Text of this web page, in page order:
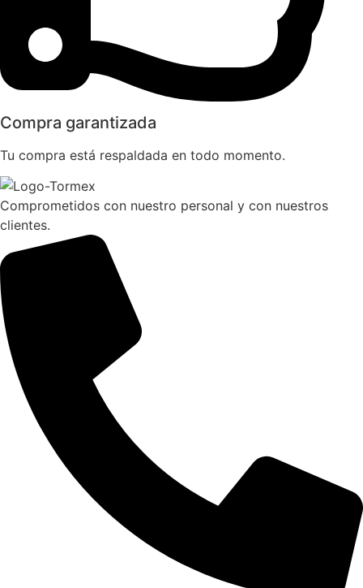
Compra garantizada
Tu compra está respaldada en todo momento.
Comprometidos con nuestro personal y con nuestros
clientes.